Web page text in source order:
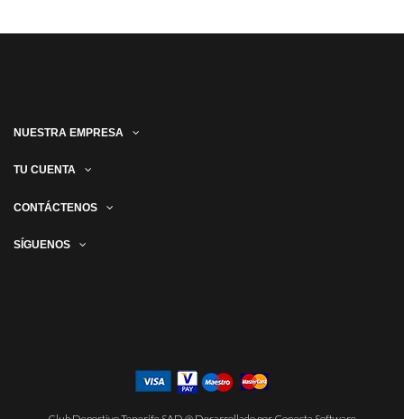
NUESTRA EMPRESA
TU CUENTA
CONTÁCTENOS
SÍGUENOS